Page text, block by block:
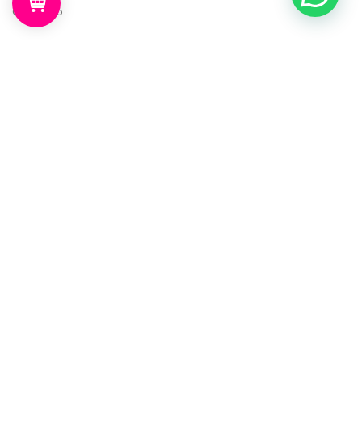
Contacto